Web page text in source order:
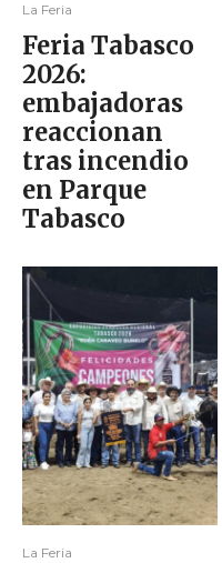
La Feria
Feria Tabasco
2026:
embajadoras
reaccionan
tras incendio
en Parque
Tabasco
La Feria